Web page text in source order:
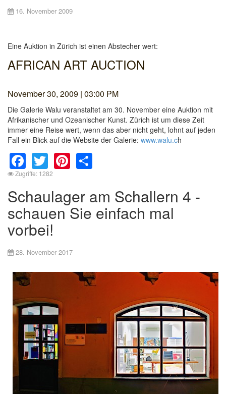
16. November 2009
Eine Auktion in Zürich ist einen Abstecher wert:
AFRICAN ART AUCTION
November 30, 2009 | 03:00 PM
Die Galerie Walu veranstaltet am 30. November eine Auktion mit
Afrikanischer und Ozeanischer Kunst. Zürich ist um diese Zeit
immer eine Reise wert, wenn das aber nicht geht, lohnt auf jeden
Fall ein Blick auf die Website der Galerie: www.walu.ch
Facebook
TwitterPinterest
Zugriffe: 1282
Schaulager am Schallern 4 -
schauen Sie einfach mal
vorbei!
28. November 2017